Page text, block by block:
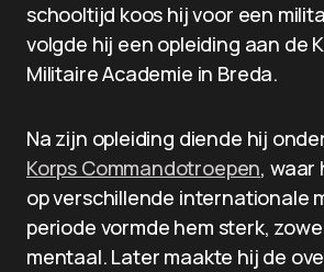
schooltijd koos hij voor een
volgde hij een opleiding aan de
Militaire Academie in Breda.
Na zijn opleiding diende hij
Korps Commandotroepen, waar
op verschillende internationale
periode vormde hem sterk,
mentaal. Later maakte hij de